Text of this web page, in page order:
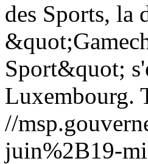
des Sports, la
Sport&quot;
Luxembourg.
//
juin%2B19-